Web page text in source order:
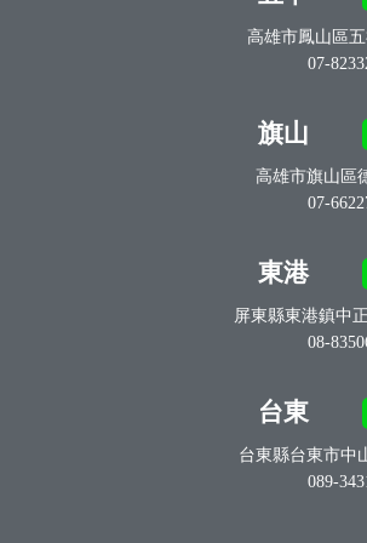
高雄市鳳山區
07-
旗山
高雄市旗山區
07-
東港
屏東縣東港鎮中
08-
台東
台東縣台東市中
089-